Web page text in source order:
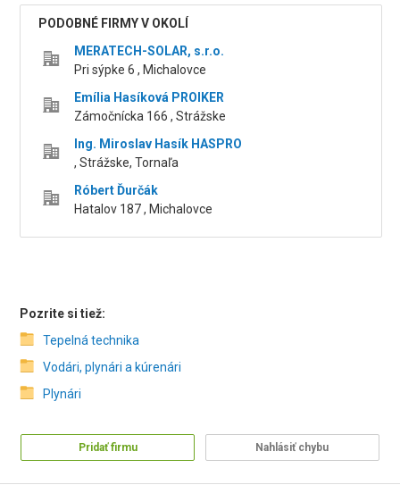
PODOBNÉ FIRMY V OKOLÍ
MERATECH-SOLAR, s.r.o.
Pri sýpke 6 , Michalovce
Emília Hasíková PROIKER
Zámočnícka 166 , Strážske
Ing. Miroslav Hasík HASPRO
, Strážske, Tornaľa
Róbert Ďurčák
Hatalov 187 , Michalovce
Pozrite si tiež:
Tepelná technika
Vodári, plynári a kúrenári
Plynári
Pridať firmu Nahlásiť chybu